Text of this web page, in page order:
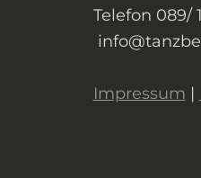
Telefon 089/
Impressum |